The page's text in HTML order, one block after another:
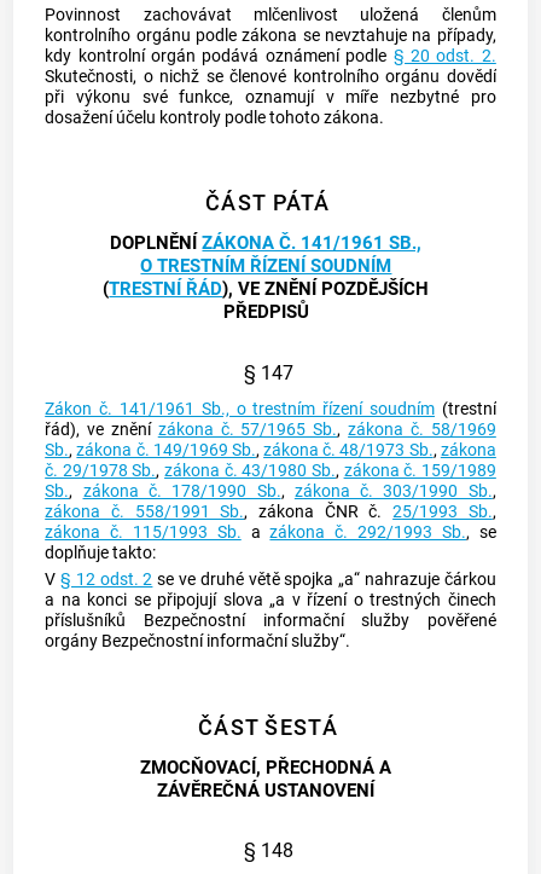
Povinnost zachovávat mlčenlivost uložená členům
kontrolního orgánu podle zákona se nevztahuje na případy,
kdy kontrolní orgán podává oznámení podle § 20 odst. 2.
Skutečnosti, o nichž se členové kontrolního orgánu dovědí
při výkonu své funkce, oznamují v míře nezbytné pro
dosažení účelu kontroly podle tohoto zákona.
ČÁST PÁTÁ
DOPLNĚNÍZÁKONA Č. 141/1961 SB.,
O TRESTNÍM ŘÍZENÍ SOUDNÍM
(TRESTNÍ ŘÁD), VE ZNĚNÍ POZDĚJŠÍCH
PŘEDPISŮ
§ 147
Zákon č. 141/1961 Sb., o trestním řízení soudním(trestní
řád), ve znění zákona č. 57/1965 Sb.,zákona č. 58/1969
Sb.,zákona č. 149/1969 Sb.,zákona č. 48/1973 Sb.,zákona
č. 29/1978 Sb.,zákona č. 43/1980 Sb., zákona č. 159/1989
Sb., zákona č. 178/1990 Sb., zákona č. 303/1990 Sb.,
zákona č. 558/1991 Sb., zákona ČNR č.25/1993 Sb.,
zákona č. 115/1993 Sb. azákona č. 292/1993 Sb., se
doplňuje takto:
V§ 12 odst. 2 se ve druhé větě spojka „a“ nahrazuje čárkou
a na konci se připojují slova „a v řízení o trestných činech
příslušníků Bezpečnostní informační služby pověřené
orgány Bezpečnostní informační služby“.
ČÁST ŠESTÁ
ZMOCŇOVACÍ, PŘECHODNÁ A
ZÁVĚREČNÁ USTANOVENÍ
§ 148